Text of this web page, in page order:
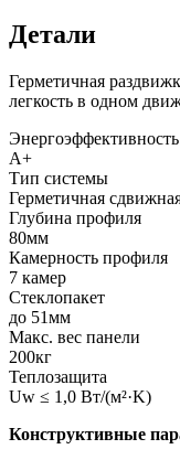
Детали
Герметичная
легкость в одном
Энергоэффективность
A+
Тип системы
Герметичная
Глубина профиля
80мм
Камерность профиля
7 камер
Стеклопакет
до 51мм
Макс. вес панели
200кг
Теплозащита
Uw ≤ 1,0 Вт/(м²·K)
Конструктивные